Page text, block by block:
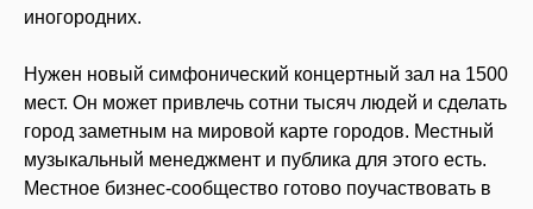
иногородних.
Нужен новый симфонический концертный зал на 1500
мест. Он может привлечь сотни тысяч людей и сделать
город заметным на мировой карте городов. Местный
музыкальный менеджмент и публика для этого есть.
Местное бизнес-сообщество готово поучаствовать в